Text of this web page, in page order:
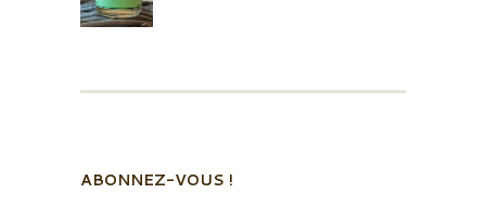
ABONNEZ-VOUS !